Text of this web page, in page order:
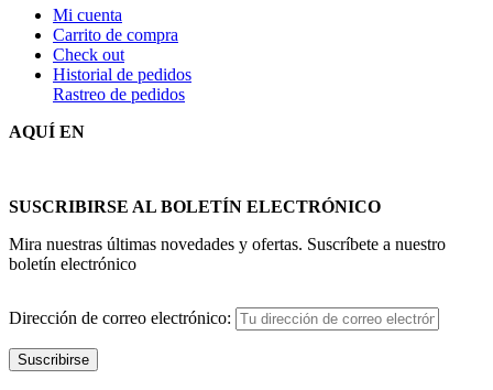
Mi cuenta
Carrito de compra
Check out
Historial de pedidos
Rastreo de pedidos
AQUÍ EN
SUSCRIBIRSE AL BOLETÍN ELECTRÓNICO
Mira nuestras últimas novedades y ofertas. Suscríbete a nuestro
boletín electrónico
Dirección de correo electrónico: